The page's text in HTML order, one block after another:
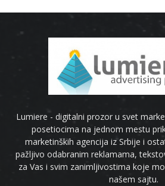
Lumiere - digitalni prozor u svet
posetiocima na jednom mestu
marketinških agencija iz Srbije i
pažljivo odabranim reklamama,
za Vas i svim zanimljivostima koje
našem sajtu.